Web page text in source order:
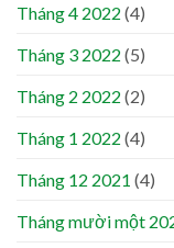
Tháng 4 2022 (4)
Tháng 3 2022 (5)
Tháng 2 2022 (2)
Tháng 1 2022 (4)
Tháng 12 2021 (4)
Tháng mười một